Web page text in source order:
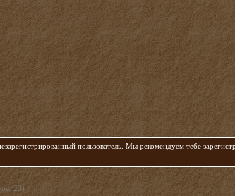
пользователь. Мы рекомендуем тебе
23)